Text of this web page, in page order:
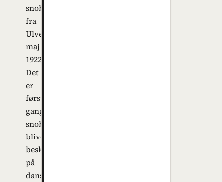
snobrød
fra
Ulveungen,
maj
1922.
Det
er
første
gang
snobrøddet
bliver
beskrevet
på
dansk.